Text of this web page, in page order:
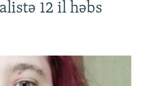
12 il həbs